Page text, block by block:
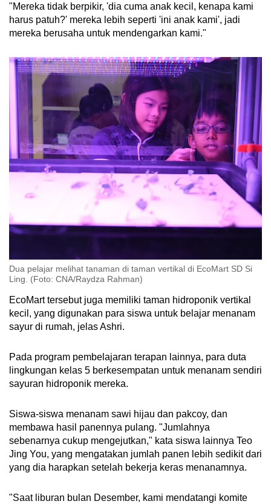
"Mereka tidak berpikir, 'dia cuma anak kecil, kenapa kami
harus patuh?' mereka lebih seperti 'ini anak kami', jadi
mereka berusaha untuk mendengarkan kami."
Dua pelajar melihat tanaman di taman vertikal di EcoMart SD Si
Ling. (Foto: CNA/Raydza Rahman)
EcoMart tersebut juga memiliki taman hidroponik vertikal
kecil, yang digunakan para siswa untuk belajar menanam
sayur di rumah, jelas Ashri.
Pada program pembelajaran terapan lainnya, para duta
lingkungan kelas 5 berkesempatan untuk menanam sendiri
sayuran hidroponik mereka.
Siswa-siswa menanam sawi hijau dan pakcoy, dan
membawa hasil panennya pulang. "Jumlahnya
sebenarnya cukup mengejutkan," kata siswa lainnya Teo
Jing You, yang mengatakan jumlah panen lebih sedikit dari
yang dia harapkan setelah bekerja keras menanamnya.
"Saat liburan bulan Desember, kami mendatangi komite